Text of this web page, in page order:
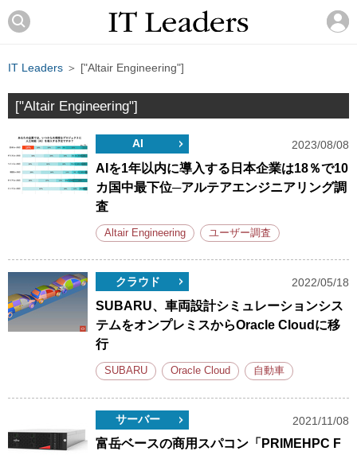
IT Leaders ＞ ["Altair Engineering"]
["Altair Engineering"]
AI 2023/08/08
AIを1年以内に導入する日本企業は18％で10
カ国中最下位─アルテアエンジニアリング調
査
Altair Engineering ユーザー調査
クラウド 2022/05/18
SUBARU、車両設計シミュレーションシス
テムをオンプレミスからOracle Cloudに移
行
SUBARU Oracle Cloud 自動車
サーバー 2021/11/08
富岳ベースの商用スパコン「PRIMEHPC F